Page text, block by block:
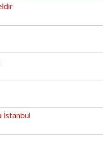
İstanbul